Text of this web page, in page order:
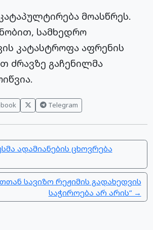
მოასწრეს.
სამხედრო
კატასტროფა აფრენის
ძრავზე გაჩენილმა
Telegram
ადამიანების ცხოვრება
სავიზო რეჟიმის გადახედვის
საჭიროება არ არის” →